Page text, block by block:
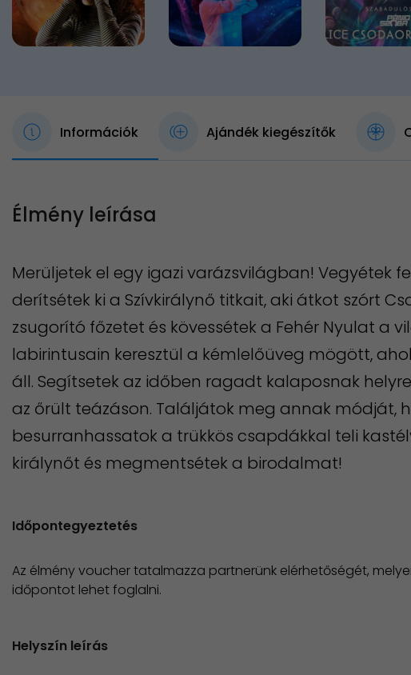
Információk Ajándék kiegészítők
Élmény leírása
Merüljetek el egy igazi varázsvilágban! Vegyétek
derítsétek ki a Szívkirálynő titkait, aki átkot szórt
zsugorító főzetet és kövessétek a Fehér Nyulat a
labirintusain keresztül a kémlelőüveg mögött,
áll. Segítsetek az időben ragadt kalaposnak
az őrült teázáson. Találjátok meg annak módját,
besurranhassatok a trükkös csapdákkal teli
királynőt és megmentsétek a birodalmat!
Időpontegyeztetés
Az élmény voucher tatalmazza partnerünk elérhetőségét,
időpontot lehet foglalni.
Helyszín leírás